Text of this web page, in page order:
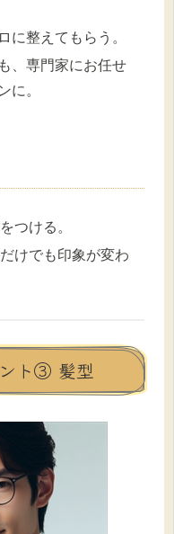
に整えてもらう。
、専門家にお任せ
に。
つける。
けでも印象が変わ
ト③ 髪型